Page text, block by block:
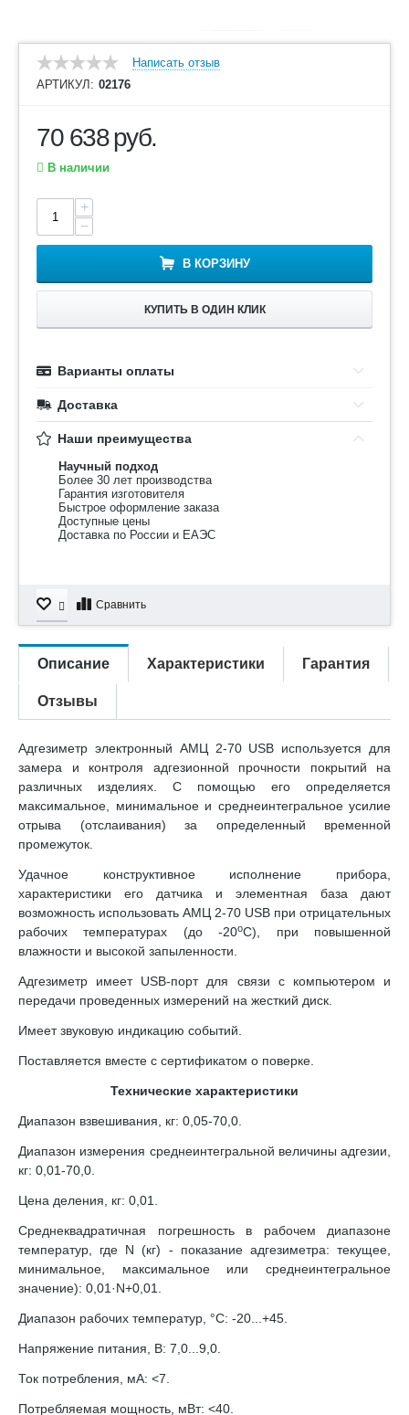
Написать отзыв
АРТИКУЛ: 02176
70 638руб.
В наличии
+
−
В КОРЗИНУ
КУПИТЬ В ОДИН КЛИК
Варианты оплаты
Доставка
Наши преимущества
Научный подход
Более 30 лет производства
Гарантия изготовителя
Быстрое оформление заказа
Доступные цены
Доставка по России и ЕАЭС
Сравнить
Описание Характеристики Гарантия
Отзывы
Адгезиметр электронный АМЦ 2-70 USB используется для
замера и контроля адгезионной прочности покрытий на
различных изделиях. С помощью его определяется
максимальное, минимальное и среднеинтегральное усилие
отрыва (отслаивания) за определенный временной
промежуток.
Удачное конструктивное исполнение прибора,
характеристики его датчика и элементная база дают
возможность использовать АМЦ 2-70 USB при отрицательных
рабочих температурах (до -20оС), при повышенной
влажности и высокой запыленности.
Адгезиметр имеет USB-порт для связи с компьютером и
передачи проведенных измерений на жесткий диск.
Имеет звуковую индикацию событий.
Поставляется вместе с сертификатом о поверке.
Технические характеристики
Диапазон взвешивания, кг: 0,05-70,0.
Диапазон измерения среднеинтегральной величины адгезии,
кг: 0,01-70,0.
Цена деления, кг: 0,01.
Среднеквадратичная погрешность в рабочем диапазоне
температур, где N (кг) - показание адгезиметра: текущее,
минимальное, максимальное или среднеинтегральное
значение): 0,01·N+0,01.
Диапазон рабочих температур, °C: -20...+45.
Напряжение питания, В: 7,0...9,0.
Ток потребления, мА: <7.
Потребляемая мощность, мВт: <40.